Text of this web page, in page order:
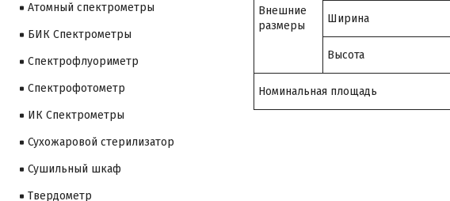
Внешние
размеры
Ширина
Высота
Номинальная площадь
Атомный спектрометры
БИК Спектрометры
Спектрофлуориметр
Спектрофотометр
ИК Спектрометры
Сухожаровой стерилизатор
Сушильный шкаф
Твердометр